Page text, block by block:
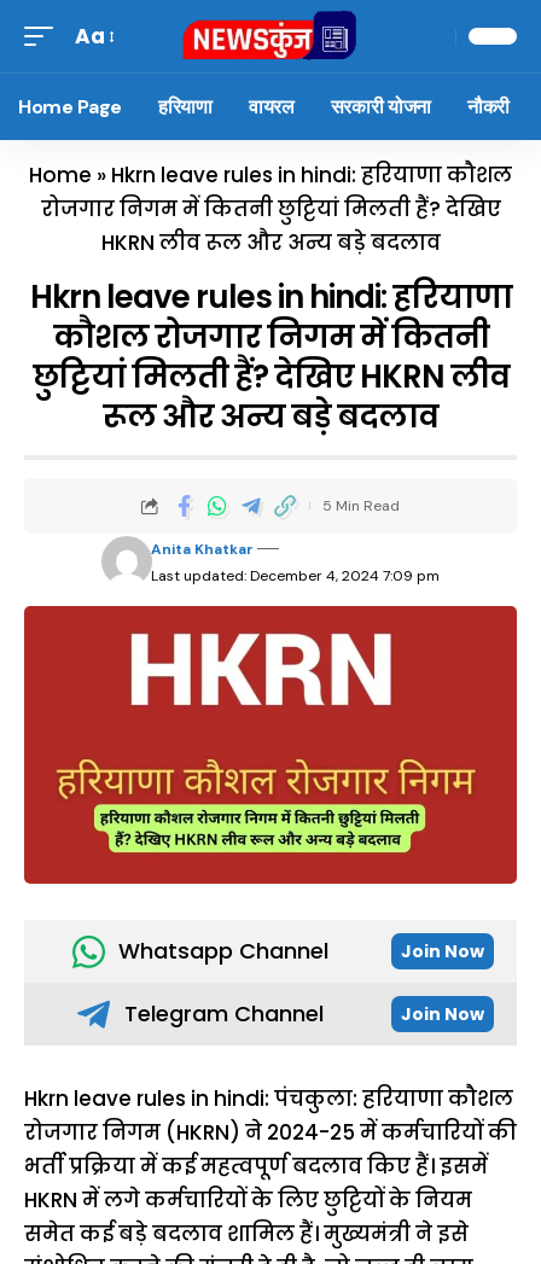
Aa
Home Page हरियाणा वायरल सरकारी योजना नौकरी
Home » Hkrn leave rules in hindi: हरियाणा कौशल
रोजगार निगम में कितनी छुट्टियां मिलती हैं? देखिए
HKRN लीव रूल और अन्य बड़े बदलाव
Hkrn leave rules in hindi: हरियाणा
कौशल रोजगार निगम में कितनी
छुट्टियां मिलती हैं? देखिए HKRN लीव
रूल और अन्य बड़े बदलाव
Last updated: December 4, 2024 7:09 pm
Anita Khatkar
5 Min Read
Whatsapp Channel Join Now
Telegram Channel Join Now
Hkrn leave rules in hindi: पंचकुला: हरियाणा कौशल
रोजगार निगम (HKRN) ने 2024-25 में कर्मचारियों की
भर्ती प्रक्रिया में कई महत्वपूर्ण बदलाव किए हैं। इसमें
HKRN में लगे कर्मचारियों के लिए छुट्टियों के नियम
समेत कई बड़े बदलाव शामिल हैं। मुख्यमंत्री ने इसे